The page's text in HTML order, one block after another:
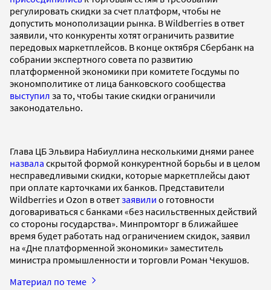
регулировать скидки за счет платформ, чтобы не
допустить монополизации рынка. В Wildberries в ответ
заявили, что конкуренты хотят ограничить развитие
передовых маркетплейсов. В конце октября Сбербанк на
собрании экспертного совета по развитию
платформенной экономики при комитете Госдумы по
экономполитике от лица банковского сообщества
выступил за то, чтобы такие скидки ограничили
законодательно.
Глава ЦБ Эльвира Набиуллина несколькими днями ранее
назвала скрытой формой конкурентной борьбы и в целом
несправедливыми скидки, которые маркетплейсы дают
при оплате карточками их банков. Представители
Wildberries и Ozon в ответзаявили о готовности
договариваться с банками «без насильственных действий
со стороны государства». Минпромторг в ближайшее
время будет работать над ограничением скидок, заявил
на «Дне платформенной экономики» заместитель
министра промышленности и торговли Роман Чекушов.
Материал по теме